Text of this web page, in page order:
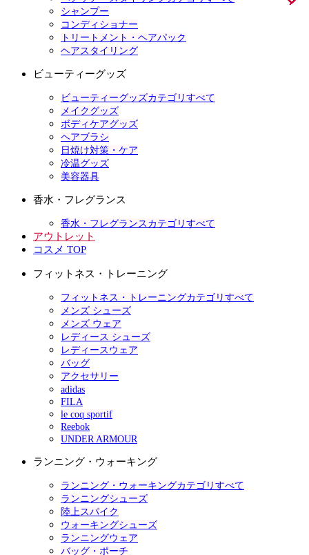
シャンプー
コンディショナー
トリートメント・ヘアパック
ヘアスタイリング
ビューティーグッズ
ビューティーグッズカテゴリすべて
メイクグッズ
ボディケアグッズ
ヘアブラシ
日焼け対策・ケア
冷温グッズ
美容器具
香水・フレグランス
香水・フレグランスカテゴリすべて
アウトレット
コスメ TOP
フィットネス・トレーニング
フィットネス・トレーニングカテゴリすべて
メンズ シューズ
メンズ ウェア
レディース シューズ
レディースウェア
バッグ
アクセサリー
adidas
FILA
le coq sportif
Reebok
UNDER ARMOUR
ランニング・ウォーキング
ランニング・ウォーキングカテゴリすべて
ランニングシューズ
陸上スパイク
ウォーキングシューズ
ランニングウェア
バッグ・ポーチ